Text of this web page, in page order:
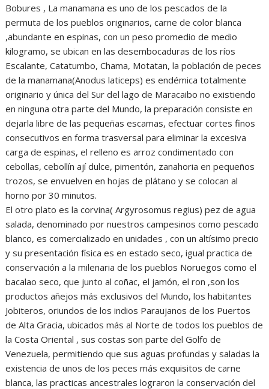
Bobures , La manamana es uno de los pescados de la
permuta de los pueblos originarios, carne de color blanca
,abundante en espinas, con un peso promedio de medio
kilogramo, se ubican en las desembocaduras de los ríos
Escalante, Catatumbo, Chama, Motatan, la población de peces
de la manamana(Anodus laticeps) es endémica totalmente
originario y única del Sur del lago de Maracaibo no existiendo
en ninguna otra parte del Mundo, la preparación consiste en
dejarla libre de las pequeñas escamas, efectuar cortes finos
consecutivos en forma trasversal para eliminar la excesiva
carga de espinas, el relleno es arroz condimentado con
cebollas, cebollín ají dulce, pimentón, zanahoria en pequeños
trozos, se envuelven en hojas de plátano y se colocan al
horno por 30 minutos.
El otro plato es la corvina( Argyrosomus regius) pez de agua
salada, denominado por nuestros campesinos como pescado
blanco, es comercializado en unidades , con un altísimo precio
y su presentación física es en estado seco, igual practica de
conservación a la milenaria de los pueblos Noruegos como el
bacalao seco, que junto al coñac, el jamón, el ron ,son los
productos añejos más exclusivos del Mundo, los habitantes
Jobiteros, oriundos de los indios Paraujanos de los Puertos
de Alta Gracia, ubicados más al Norte de todos los pueblos de
la Costa Oriental , sus costas son parte del Golfo de
Venezuela, permitiendo que sus aguas profundas y saladas la
existencia de unos de los peces más exquisitos de carne
blanca, las practicas ancestrales lograron la conservación del